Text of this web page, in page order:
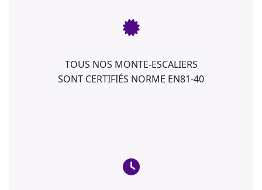
TOUS NOS MONTE-ESCALIERS
SONT CERTIFIÉS NORME EN81-40